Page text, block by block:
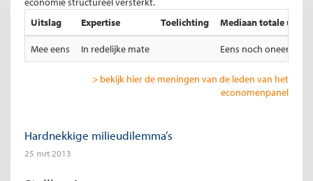
Uitslag
Expertise Toelichting Mediaan totale
Mee eens In redelijke mate Eens noch oneens
> bekijk hier de meningen van de leden van het
economenpanel
Hardnekkige milieudilemma’s
25 mrt 2013